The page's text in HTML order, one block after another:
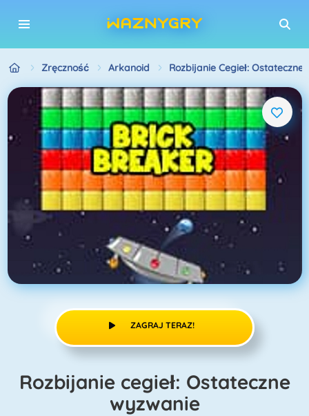
Zręczność Arkanoid Rozbijanie Cegieł: Ostateczne
ZAGRAJ TERAZ!
Rozbijanie cegieł: Ostateczne
wyzwanie